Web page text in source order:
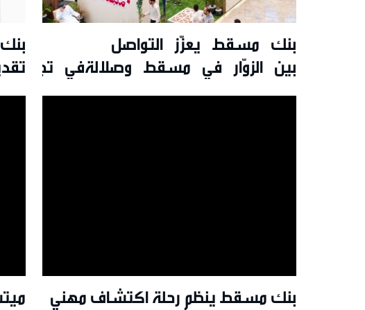
بنك مسقط يعزّز التواصل
بين الزوّار في مسقط وصلالةفي تجربة
بنك مسقط ينظم رحلة اكتشاف مهني